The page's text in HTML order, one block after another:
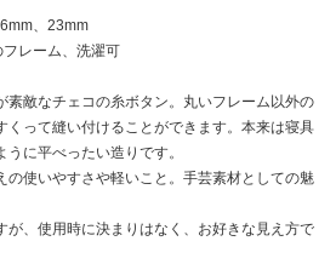
、23mm
レーム、洗濯可
素敵なチェコの糸ボタン。丸いフレーム以外の
くって縫い付けることができます。本来は寝具
に平べったい造りです。
の使いやすさや軽いこと。手芸素材としての魅
が、使用時に決まりはなく、お好きな見え方で